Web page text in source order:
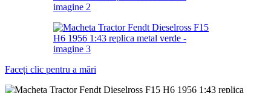
Faceți clic pentru a mări